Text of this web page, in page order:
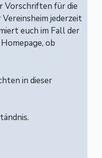
Vorschriften für die
jederzeit
euch im Fall der
ob
in dieser